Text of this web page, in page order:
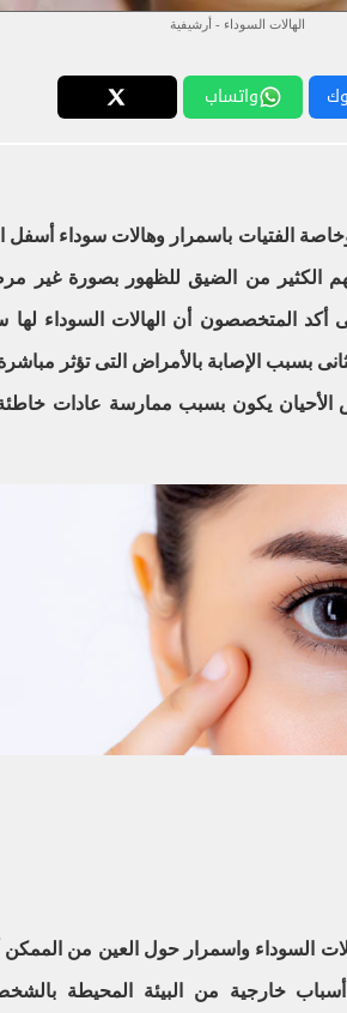
الهالات السوداء - أرشيفية
واتساب
الفتيات باسمرار وهالات سوداء أسفل
الكثير من الضيق للظهور بصورة غير
أكد المتخصصون أن الهالات السوداء لها
بسبب الإصابة بالأمراض التى تؤثر
الأحيان يكون بسبب ممارسة عادات
السوداء واسمرار حول العين من
أسباب خارجية من البيئة المحيطة